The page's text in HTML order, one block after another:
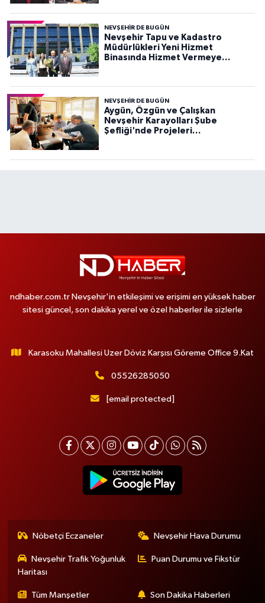
NEVŞEHIR DE BUGÜN
Nevşehir Tapu ve Kadastro
Müdürlükleri Yeni Hizmet
Binasında Hizmet Vermeye
NEVŞEHIR DE BUGÜN
Aygün, Özgün ve Çalışkan
Nevşehir Karayolları Şube
Şefliği'nde Projeleri
ndhaber.com.tr Nevşehir'in etkileşimi ve erişimi en yüksek haber
sitesi güncel, son dakika yerel ve özel haberler ile sizlerle
Karasoku Mahallesi Uzer Döviz Karşısı Göreme Office 9.Kat
05526285050
[email protected]
Nöbetçi Eczaneler Nevşehir Hava Durumu
Nevşehir Trafik Yoğunluk
Haritası
Puan Durumu ve Fikstür
Tüm Manşetler Son Dakika Haberleri